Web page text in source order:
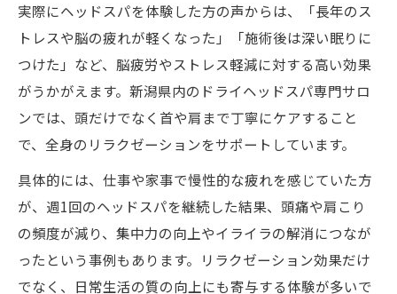
実際にヘッドスパを体験した方の声からは、「長年のス
トレスや脳の疲れが軽くなった」「施術後は深い眠りに
つけた」など、脳疲労やストレス軽減に対する高い効果
がうかがえます。新潟県内のドライヘッドスパ専門サロ
ンでは、頭だけでなく首や肩まで丁寧にケアすること
で、全身のリラクゼーションをサポートしています。
具体的には、仕事や家事で慢性的な疲れを感じていた方
が、週1回のヘッドスパを継続した結果、頭痛や肩こり
の頻度が減り、集中力の向上やイライラの解消につなが
ったという事例もあります。リラクゼーション効果だけ
でなく、日常生活の質の向上にも寄与する体験が多いで